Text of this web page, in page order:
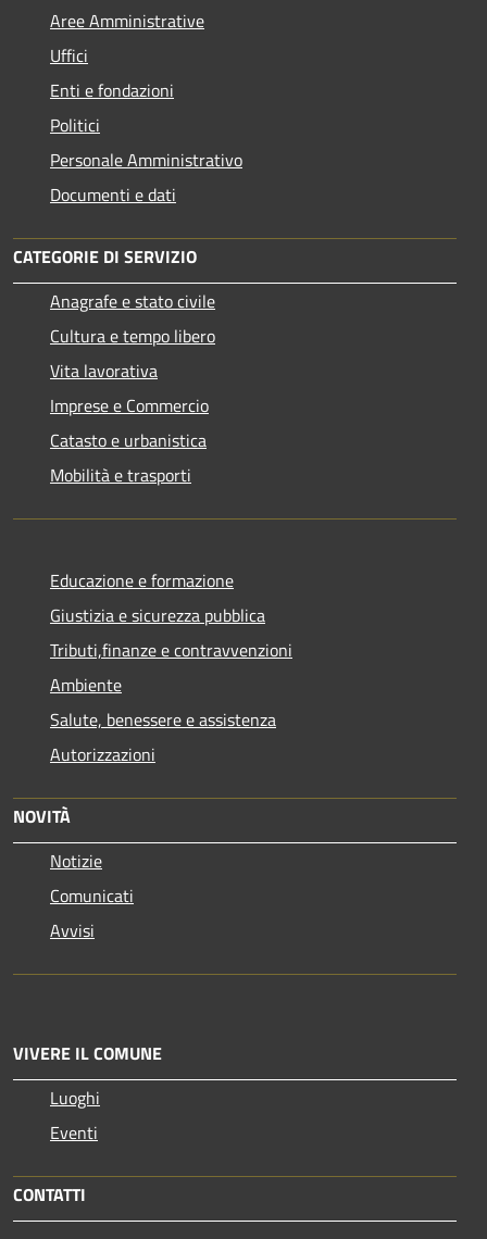
Aree Amministrative
Uffici
Enti e fondazioni
Politici
Personale Amministrativo
Documenti e dati
CATEGORIE DI SERVIZIO
Anagrafe e stato civile
Cultura e tempo libero
Vita lavorativa
Imprese e Commercio
Catasto e urbanistica
Mobilità e trasporti
Educazione e formazione
Giustizia e sicurezza pubblica
Tributi,finanze e contravvenzioni
Ambiente
Salute, benessere e assistenza
Autorizzazioni
NOVITÀ
Notizie
Comunicati
Avvisi
VIVERE IL COMUNE
Luoghi
Eventi
CONTATTI